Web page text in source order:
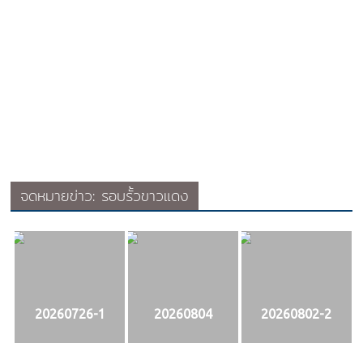
จดหมายข่าว: รอบรั้วขาวแดง
20260726-1 20260804 20260802-2